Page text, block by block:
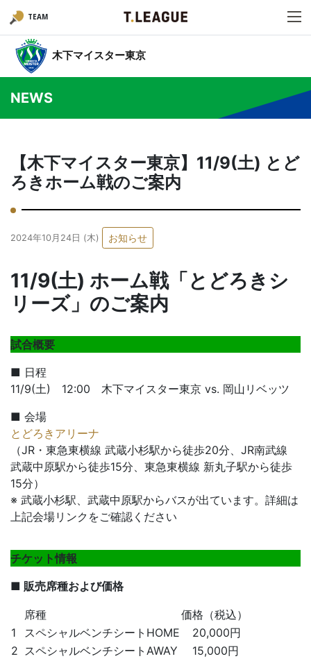
TEAM
木下マイスター東京
NEWS
【木下マイスター東京】11/9(土) とど
ろきホーム戦のご案内
2024年10月24日 (木) お知らせ
11/9(土) ホーム戦「とどろきシ
リーズ」のご案内
試合概要
■ 日程
11/9(土) 12:00 木下マイスター東京 vs. 岡山リベッツ
■ 会場
とどろきアリーナ
（JR・東急東横線 武蔵小杉駅から徒歩20分、JR南武線
武蔵中原駅から徒歩15分、東急東横線 新丸子駅から徒歩
15分）
※ 武蔵小杉駅、武蔵中原駅からバスが出ています。詳細は
上記会場リンクをご確認ください
チケット情報
■ 販売席種および価格
席種
価格（税込）
1
スペシャルベンチシートHOME
20,000円
2 スペシャルベンチシートAWAY
15,000円